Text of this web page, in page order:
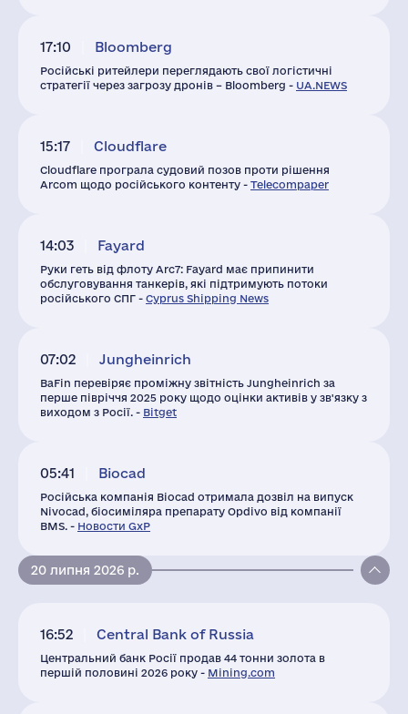
17:10 Bloomberg
Російські ритейлери переглядають свої логістичні
стратегії через загрозу дронів – Bloomberg - UA.NEWS
15:17 Cloudflare
Cloudflare програла судовий позов проти рішення
Arcom щодо російського контенту - Telecompaper
14:03 Fayard
Руки геть від флоту Arc7: Fayard має припинити
обслуговування танкерів, які підтримують потоки
російського СПГ - Cyprus Shipping News
07:02 Jungheinrich
BaFin перевіряє проміжну звітність Jungheinrich за
перше півріччя 2025 року щодо оцінки активів у зв'язку з
виходом з Росії. - Bitget
05:41 Biocad
Російська компанія Biocad отримала дозвіл на випуск
Nivocad, біосиміляра препарату Opdivo від компанії
BMS. - Новости GxP
20 липня 2026 р.
16:52 Central Bank of Russia
Центральний банк Росії продав 44 тонни золота в
першій половині 2026 року - Mining.com